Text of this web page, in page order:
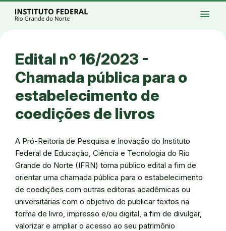
Ir para a página inicial
Ir para a busca
Alto contraste
Login da Área Administrativa
Acessibilidade
menu
Edital nº 16/2023 -
Chamada pública para o
estabelecimento de
coedições de livros
A Pró-Reitoria de Pesquisa e Inovação do Instituto
Federal de Educação, Ciência e Tecnologia do Rio
Grande do Norte (IFRN) torna público edital a fim de
orientar uma chamada pública para o estabelecimento
de coedições com outras editoras acadêmicas ou
universitárias com o objetivo de publicar textos na
forma de livro, impresso e/ou digital, a fim de divulgar,
valorizar e ampliar o acesso ao seu patrimônio